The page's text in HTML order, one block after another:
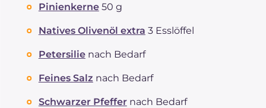
Pinienkerne 50 g
Natives Olivenöl extra 3 Esslöffel
Petersilie nach Bedarf
Feines Salz nach Bedarf
Schwarzer Pfeffer nach Bedarf